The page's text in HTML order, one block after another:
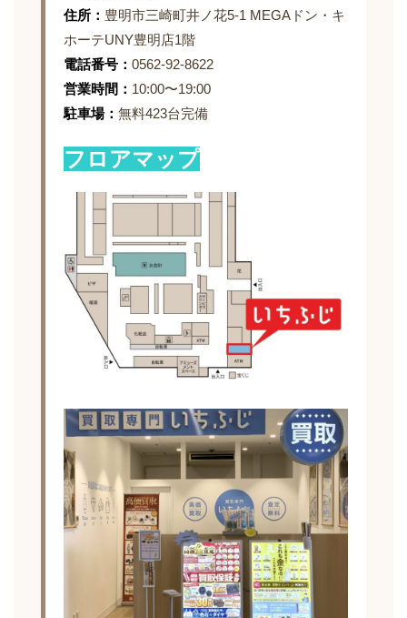
住所： 豊明市三崎町井ノ花5-1 MEGAドン・キ
ホーテUNY豊明店1階
電話番号： 0562-92-8622
営業時間： 10:00〜19:00
駐車場： 無料423台完備
フロアマップ